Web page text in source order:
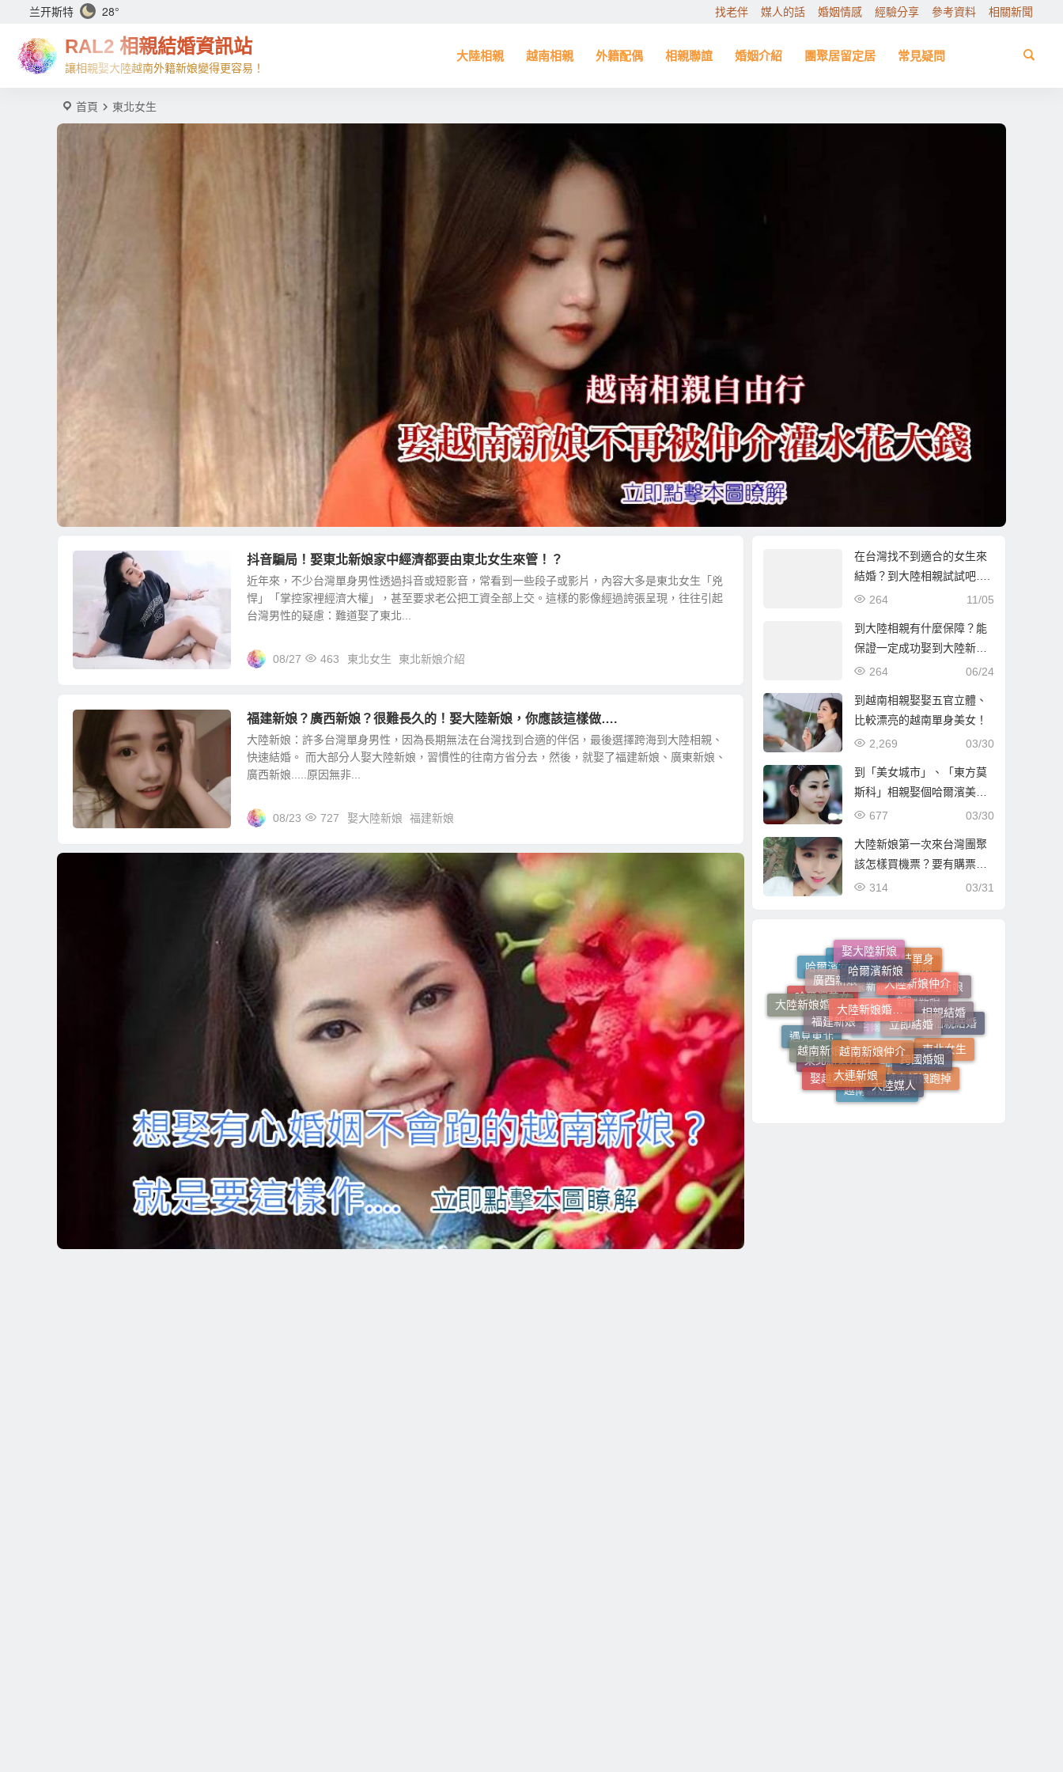
兰开斯特 28° 找老伴 媒人的話 婚姻情感 經驗分享 參考資料 相關新聞
RAL2 相親結婚資訊站
讓相親娶大陸越南外籍新娘變得更容易！
大陸相親 越南相親 外籍配偶 相親聯誼 婚姻介紹 團聚居留定居 常見疑問
首頁 東北女生
抖音騙局！娶東北新娘家中經濟都要由東北女生來管！？
近年來，不少台灣單身男性透過抖音或短影音，常看到一些段子或影片，內容大多是東北女生「兇
悍」「掌控家裡經濟大權」，甚至要求老公把工資全部上交。這樣的影像經過誇張呈現，往往引起
台灣男性的疑慮：難道娶了東北...
08/27 463 東北女生 東北新娘介紹
福建新娘？廣西新娘？很難長久的！娶大陸新娘，你應該這樣做….
大陸新娘：許多台灣單身男性，因為長期無法在台灣找到合適的伴侶，最後選擇跨海到大陸相親、
快速結婚。 而大部分人娶大陸新娘，習慣性的往南方省分去，然後，就娶了福建新娘、廣東新娘、
廣西新娘.....原因無非...
08/23 727 娶大陸新娘 福建新娘
在台灣找不到適合的女生來
結婚？到大陸相親試試吧….
11/05
264
到大陸相親有什麼保障？能
保證一定成功娶到大陸新娘
嗎？
06/24
264
到越南相親娶娶五官立體、
比較漂亮的越南單身美女！
03/30
2,269
到「美女城市」、「東方莫
斯科」相親娶個哈爾濱美
女！
03/30
677
大陸新娘第一次來台灣團聚
該怎樣買機票？要有購票證
明嗎？
03/31
314
越南新娘仲介
大連新娘
大陸媒人
跨國婚姻
立即結婚
大陸新娘婚姻媒合
福建新娘
越南新娘
娶越南新娘
越南新娘介紹
越南新娘跑掉
東北女生
相親結婚
大陸新娘仲介
哈爾濱新娘
廣西新娘
大陸新娘婚姻媒合介紹所
遇見東北
東北新娘介紹
瀋陽新娘
相親
大陸相親結婚
大陸新娘
終結單身
娶大陸新娘
哈爾濱女生
哈爾濱美女
越南女生
哈爾濱相親
新疆新娘
東北新娘
大陸相親自由行
客家新娘